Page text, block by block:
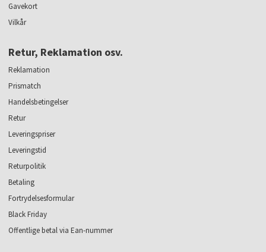
Gavekort
Vilkår
Retur, Reklamation osv.
Reklamation
Prismatch
Handelsbetingelser
Retur
Leveringspriser
Leveringstid
Returpolitik
Betaling
Fortrydelsesformular
Black Friday
Offentlige betal via Ean-nummer